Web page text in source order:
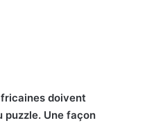
doivent
puzzle. Une façon